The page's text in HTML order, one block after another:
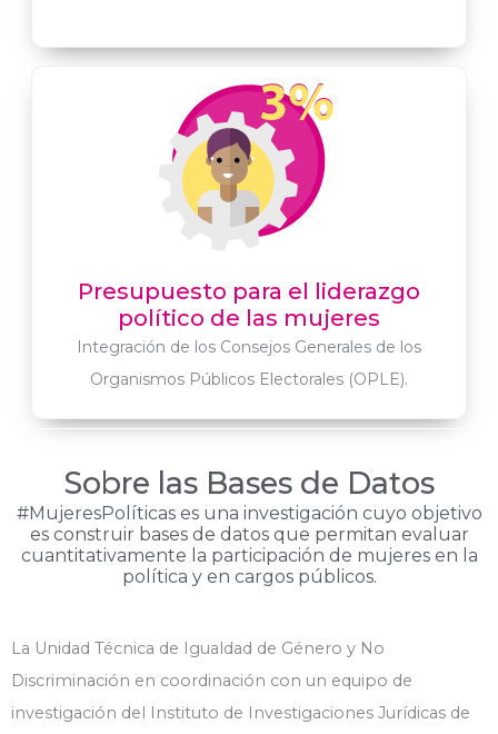
Presupuesto para el liderazgo
político de las mujeres
Integración de los Consejos Generales de los
Organismos Públicos Electorales (OPLE).
Sobre las Bases de Datos
#MujeresPolíticas es una investigación cuyo objetivo
es construir bases de datos que permitan evaluar
cuantitativamente la participación de mujeres en la
política y en cargos públicos.
La Unidad Técnica de Igualdad de Género y No
Discriminación en coordinación con un equipo de
investigación del Instituto de Investigaciones Jurídicas de